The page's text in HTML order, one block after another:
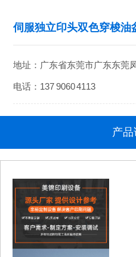
伺服独立印头双色穿梭油
地址：广东省东莞市广东东莞
电话：137 9060 4113
产